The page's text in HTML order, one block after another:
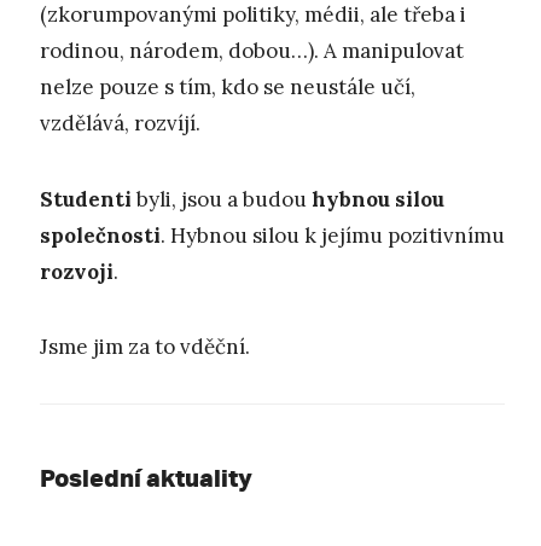
(zkorumpovanými politiky, médii, ale třeba i
rodinou, národem, dobou…). A manipulovat
nelze pouze s tím, kdo se neustále učí,
vzdělává, rozvíjí.
Studentibyli, jsou a budouhybnou silou
společnosti. Hybnou silou k jejímu pozitivnímu
rozvoji.
Jsme jim za to vděční.
Poslední aktuality